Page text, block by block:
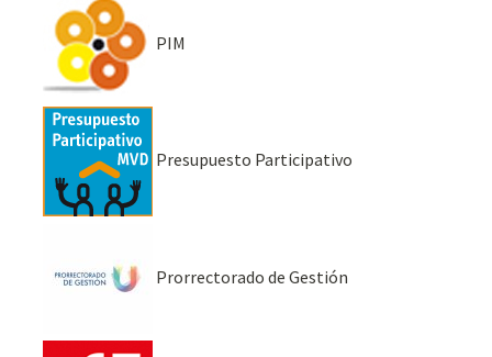
PIM
Presupuesto Participativo
Prorrectorado de Gestión